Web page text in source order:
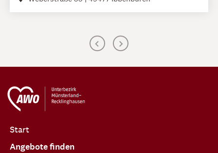
Start
Angebote finden